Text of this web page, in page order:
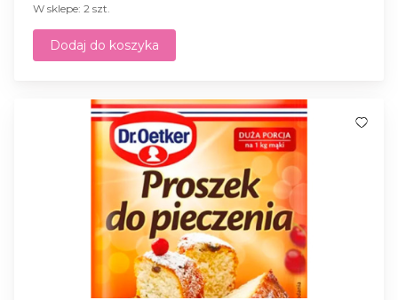
W sklepe: 2 szt.
Dodaj do koszyka